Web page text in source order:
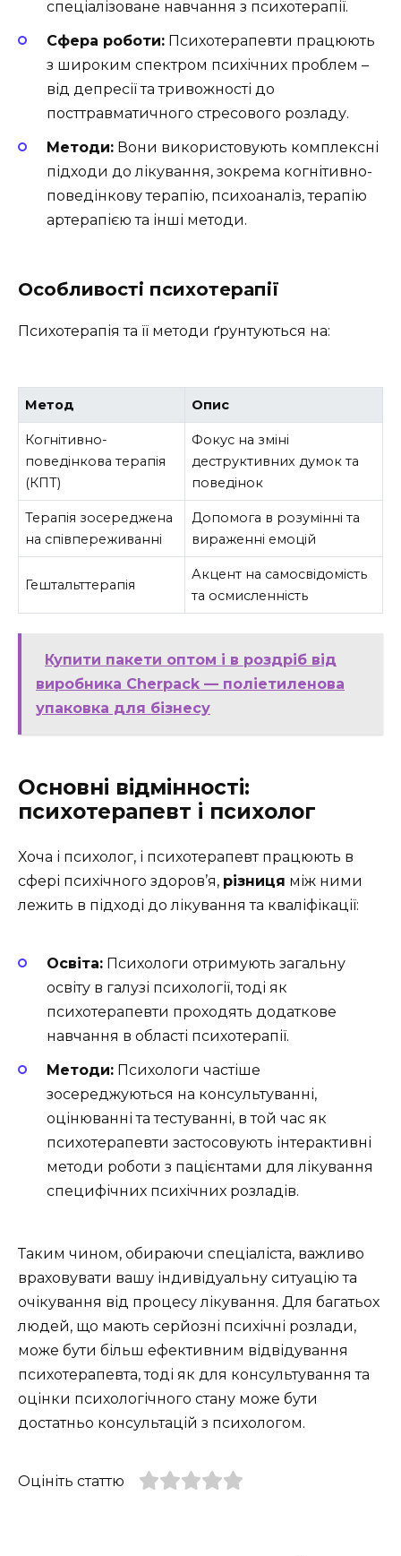
спеціалізоване навчання з психотерапії.
Сфера роботи: Психотерапевти працюють
з широким спектром психічних проблем –
від депресії та тривожності до
посттравматичного стресового розладу.
Методи: Вони використовують комплексні
підходи до лікування, зокрема когнітивно-
поведінкову терапію, психоаналіз, терапію
артерапією та інші методи.
Особливості психотерапії
Психотерапія та її методи ґрунтуються на:
Метод Опис
Когнітивно-
поведінкова терапія
(КПТ)
Фокус на зміні
деструктивних думок та
поведінок
Терапія зосереджена
на співпереживанні
Допомога в розумінні та
вираженні емоцій
Гештальттерапія
Акцент на самосвідомість
та осмисленність
Купити пакети оптом і в роздріб від
виробника Cherpack — поліетиленова
упаковка для бізнесу
Основні відмінності:
психотерапевт і психолог
Хоча і психолог, і психотерапевт працюють в
сфері психічного здоров’я, різниця між ними
лежить в підході до лікування та кваліфікації:
Освіта: Психологи отримують загальну
освіту в галузі психології, тоді як
психотерапевти проходять додаткове
навчання в області психотерапії.
Методи: Психологи частіше
зосереджуються на консультуванні,
оцінюванні та тестуванні, в той час як
психотерапевти застосовують інтерактивні
методи роботи з пацієнтами для лікування
специфічних психічних розладів.
Таким чином, обираючи спеціаліста, важливо
враховувати вашу індивідуальну ситуацію та
очікування від процесу лікування. Для багатьох
людей, що мають серйозні психічні розлади,
може бути більш ефективним відвідування
психотерапевта, тоді як для консультування та
оцінки психологічного стану може бути
достатньо консультацій з психологом.
Оцініть статтю